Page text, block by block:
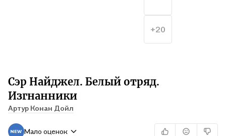
Сэр Найджел. Белый отряд.
Изгнанники
Артур Конан Дойл
Мало оценок
+20